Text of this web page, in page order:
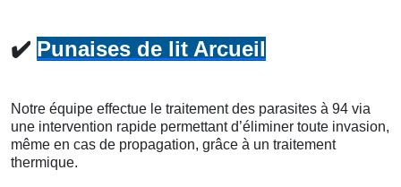
✔️ Punaises de lit Arcueil
Notre équipe effectue le traitement des parasites à 94 via
une intervention rapide permettant d’éliminer toute invasion,
même en cas de propagation, grâce à un traitement
thermique.